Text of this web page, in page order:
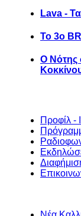
Lava -
Το 3ο
Ο Νότης
Προφίλ -